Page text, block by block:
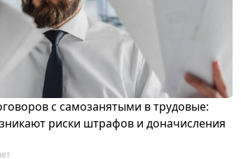
с самозанятыми в трудовые:
риски штрафов и доначисления